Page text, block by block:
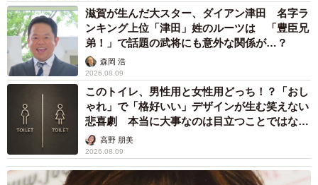
滋賀が生んだ大スター、ダイアン津田 名字ラ
ンキング上位「津田」姓のルーツは 「豊臣兄
弟！」で話題の武将にも意外な関係が…？
森岡 浩
2026.08.09
このトイレ、男性用と女性用どっち！？「おし
ゃれ」で「格好いい」デザインが生む笑えない
悲喜劇 本当に大事なのは目立つことではな
く…高野 朋美
2026.08.09